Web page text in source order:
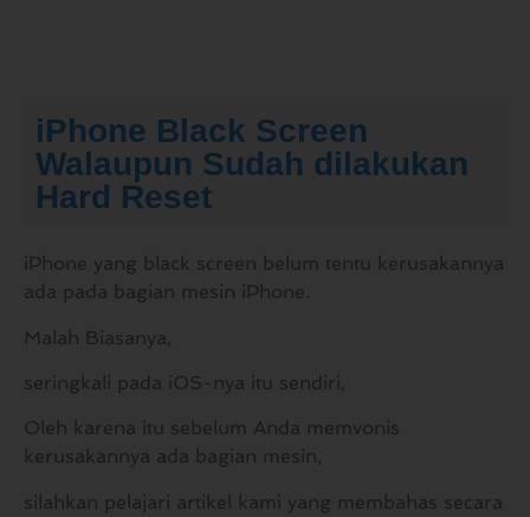
iPhone Black Screen
Walaupun Sudah dilakukan
Hard Reset
iPhone yang black screen belum tentu kerusakannya
ada pada bagian mesin iPhone.
Malah Biasanya,
seringkali pada iOS-nya itu sendiri,
Oleh karena itu sebelum Anda memvonis
kerusakannya ada bagian mesin,
silahkan pelajari artikel kami yang membahas secara